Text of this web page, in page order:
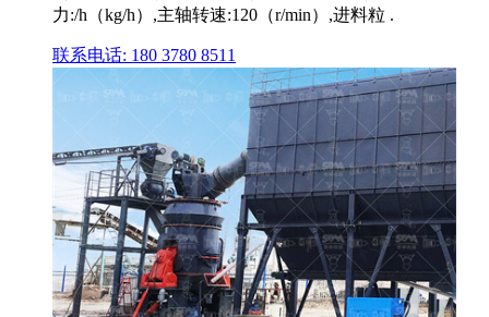
力:/h（kg/h）,主轴转速:120（r/min）,进料粒 .
联系电话: 180 3780 8511